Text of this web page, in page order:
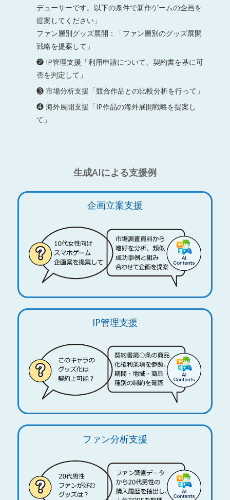
デューサーです。以下の条件で新作ゲームの企画を
提案してください」
ファン層別グッズ展開：「ファン層別のグッズ展開
戦略を提案して」
❷ IP管理支援「利用申請について、契約書を基に可
否を判定して」
❸ 市場分析支援「競合作品との比較分析を行って」
❹ 海外展開支援「IP作品の海外展開戦略を提案し
て」
生成AIによる支援例
企画立案支援
IP管理支援
ファン分析支援